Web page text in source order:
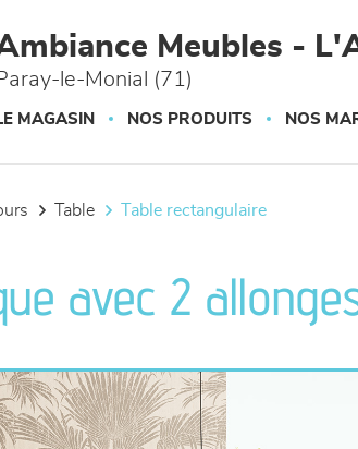
Meubles -
le-Monial (71)
MAGASIN NOS PRODUITS NOS
table table rectangulaire
avec 2